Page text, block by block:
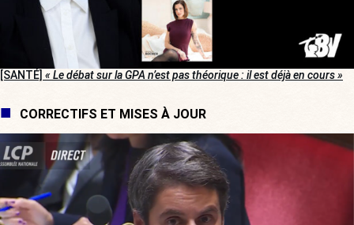
[SANTÉ] « Le débat sur la GPA n’est pas théorique : il est déjà en cours »
CORRECTIFS ET MISES À JOUR